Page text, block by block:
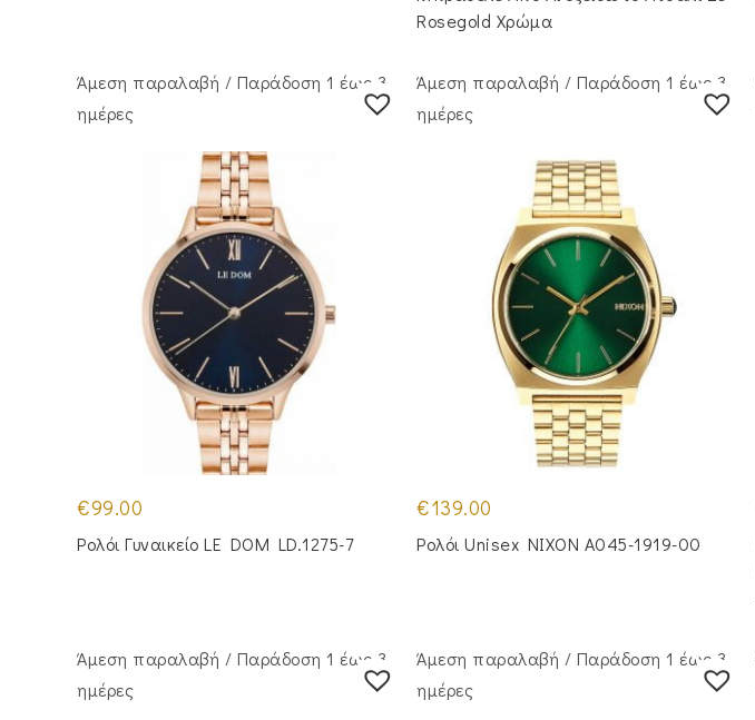
Rosegold Χρώμα
Άμεση παραλαβή / Παράδoση 1 έως 3
ημέρες
€99.00
Ρολόι Γυναικείο LE DOM LD.1275-7
Άμεση παραλαβή / Παράδoση 1 έως 3
ημέρες
€139.00
Ρολόι Unisex NIXON A045-1919-00
Άμεση παραλαβή / Παράδoση 1 έως 3
ημέρες
Άμεση παραλαβή / Παράδoση 1 έως 3
ημέρες